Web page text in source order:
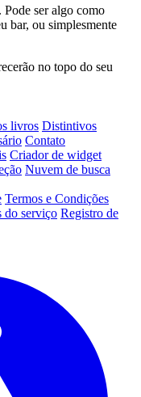
Pode ser algo como
bar, ou simplesmente
no topo do seu
livros Distintivos
Contato
Criador de widget
Nuvem de busca
Termos e Condições
do serviço Registro de